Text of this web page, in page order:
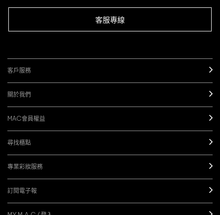
客服專線
客戶服務
關於我們
MAC會員權益
尋找櫃點
專業彩妝服務
訂閱電子報